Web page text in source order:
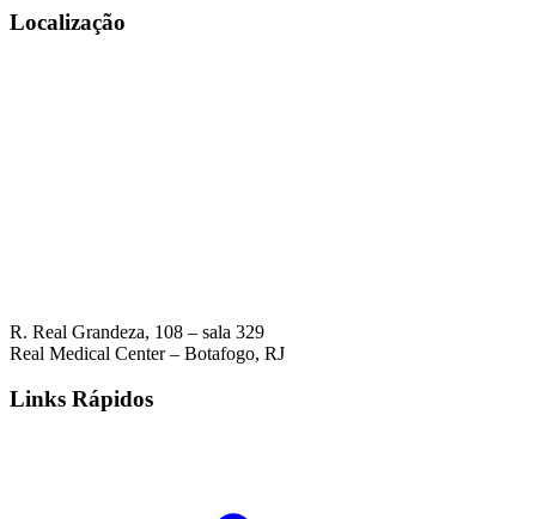
Localização
R. Real Grandeza, 108 – sala 329
Real Medical Center – Botafogo, RJ
Links Rápidos